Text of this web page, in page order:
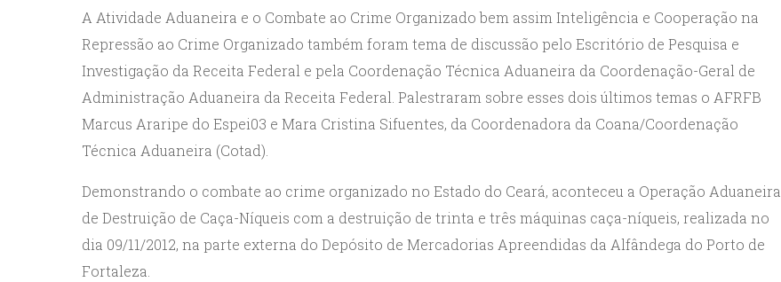
A Atividade Aduaneira e o Combate ao Crime Organizado bem assim Inteligência e Cooperação na
Repressão ao Crime Organizado também foram tema de discussão pelo Escritório de Pesquisa e
Investigação da Receita Federal e pela Coordenação Técnica Aduaneira da Coordenação-Geral de
Administração Aduaneira da Receita Federal. Palestraram sobre esses dois últimos temas o AFRFB
Marcus Araripe do Espei03 e Mara Cristina Sifuentes, da Coordenadora da Coana/Coordenação
Técnica Aduaneira (Cotad).
Demonstrando o combate ao crime organizado no Estado do Ceará, aconteceu a Operação Aduaneira
de Destruição de Caça-Níqueis com a destruição de trinta e três máquinas caça-níqueis, realizada no
dia 09/11/2012, na parte externa do Depósito de Mercadorias Apreendidas da Alfândega do Porto de
Fortaleza.